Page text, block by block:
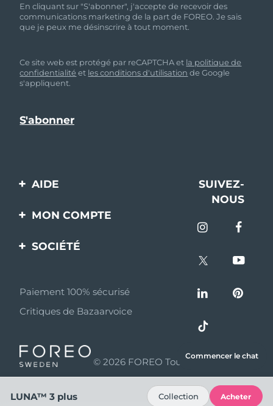
En cliquant sur "S'abonner", j'accepte de recevoir des
communications marketing de la part de FOREO. Je sais
que je peux me désinscrire à tout moment.
Ce site web est protégé par reCAPTCHA et la politique de
confidentialité et les conditions d'utilisation de Google
s'appliquent.
AIDE
Contactez-nous
livraisons
Questions et réponses
Informations sur la
SUIVEZ-
NOUS
MON COMPTE
Enregistrement produit
SOCIÉTÉ
Programme d’affiliation
Nouvelles d'affiliation
Partenaires
distributeurs
Conditions d'utilisation
Paiement 100% sécurisé
Critiques de Bazaarvoice
© 2026 FOREO Tous droits réservés
Commencer le chat
LUNA™ 3 plus Collection Acheter